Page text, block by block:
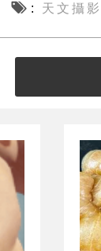
天文攝影